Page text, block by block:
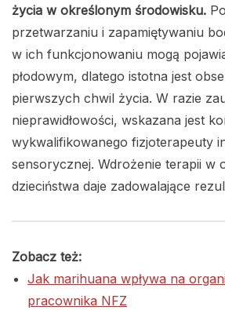
życia w określonym środowisku.
przetwarzaniu i zapamiętywaniu
w ich funkcjonowaniu mogą
płodowym, dlatego istotna jest
pierwszych chwil życia. W razie
nieprawidłowości, wskazana jest
wykwalifikowanego fizjoterapeuty
sensorycznej. Wdrożenie terapii w
dzieciństwa daje zadowalające
Zobacz też:
Jak marihuana wpływa na
pracownika NFZ